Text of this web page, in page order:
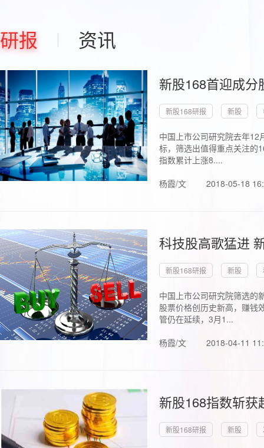
研报 资讯
新股168首迎成
新股168研报 新股
中国上市公司研究院去年
标，筛选出值得重点关注的
指数累计上涨8....
杨霞/文
2018-05-18
科技股高歌猛进
新股168研报 新股
中国上市公司研究院筛选的
股票价格创历史新高，赚钱
管仍在延续，3月1...
杨霞/文
2018-04-11
新股168指数斩
新股168研报 新股